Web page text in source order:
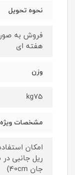
نحوه تحویل
فروش به
هفته ای
وزن
kg75
مشخصات ویژه
امکان
ریل جانبی
جان 40cm)